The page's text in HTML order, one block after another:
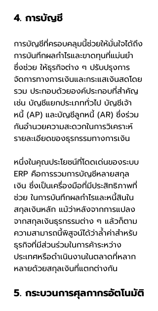
4. การบัญชี
การบัญชีที่ครอบคลุมนี้ช่วยให้มั่นใจได้ถึง
การบันทึกผลกำไรและขาดทุนที่แม่นยำ
ซึ่งช่วย ให้ธุรกิจต่าง ๆ ปรับปรุงการ
จัดการทางการเงินและกระแสเงินสดโดย
รวม ประกอบด้วยองค์ประกอบที่สำคัญ
เช่น บัญชีแยกประเภททั่วไป บัญชีเจ้า
หนี้ (AP) และบัญชีลูกหนี้ (AR) ซึ่งร่วม
กันอำนวยความสะดวกในการวิเคราะห์
รายละเอียดของธุรกรรมทางการเงิน
หนึ่งในคุณประโยชน์ที่โดดเด่นของระบบ
ERP คือการรวมการบัญชีหลายสกุล
เงิน ซึ่งเป็นเครื่องมือที่มีประสิทธิภาพที่
ช่วย ในการบันทึกผลกำไรและหนี้สินใน
สกุลเงินหลัก แม้ว่าหลังจากการแปลง
จากสกุลเงินธุรกรรมต่าง ๆ แล้วก็ตาม
ความสามารถนี้พิสูจน์ได้ว่าล้ำค่าสำหรับ
ธุรกิจที่มีส่วนร่วมในการค้าระหว่าง
ประเทศหรือดำเนินงานในตลาดที่หลาก
หลายด้วยสกุลเงินที่แตกต่างกัน
5. กระบวนการศุลกากรอัตโนมัติ